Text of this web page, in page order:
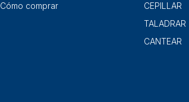
Cómo comprar
CEPILLAR
TALADRAR
CANTEAR